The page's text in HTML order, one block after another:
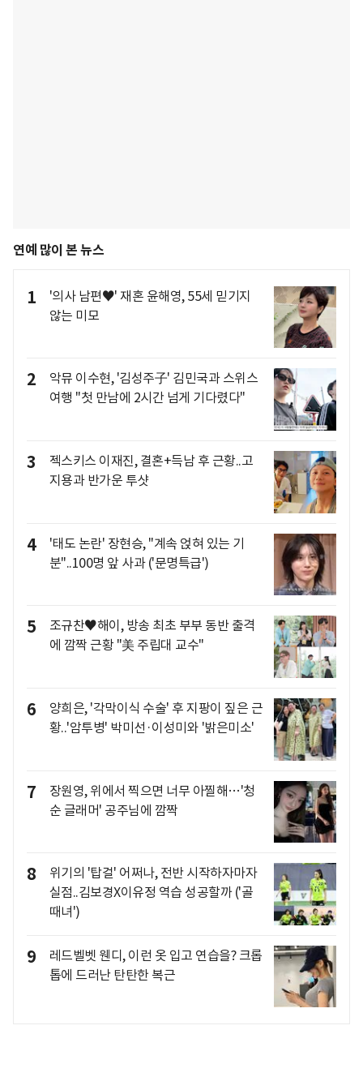
연예 많이 본 뉴스
1
'의사 남편♥' 재혼 윤해영, 55세 믿기지
않는 미모
2
악뮤 이수현, '김성주子' 김민국과 스위스
여행 "첫 만남에 2시간 넘게 기다렸다"
3
젝스키스 이재진, 결혼+득남 후 근황..고
지용과 반가운 투샷
4
'태도 논란' 장현승, "계속 얹혀 있는 기
분"..100명 앞 사과 ('문명특급')
5
조규찬♥해이, 방송 최초 부부 동반 출격
에 깜짝 근황 "美 주립대 교수"
6
양희은, '각막이식 수술' 후 지팡이 짚은 근
황..'암투병' 박미선·이성미와 '밝은미소'
7
장원영, 위에서 찍으면 너무 아찔해…'청
순 글래머' 공주님에 깜짝
8
위기의 '탑걸' 어쩌나, 전반 시작하자마자
실점..김보경X이유정 역습 성공할까 ('골
때녀')
9
레드벨벳 웬디, 이런 옷 입고 연습을? 크롭
톱에 드러난 탄탄한 복근